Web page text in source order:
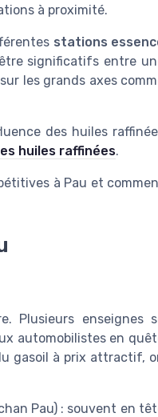
à proximité.
stations
significatifs entre
sur les grands axes
des huiles
huiles raffinées.
à Pau et
Plusieurs enseignes
automobilistes en
gasoil à prix attractif,
Pau) : souvent en